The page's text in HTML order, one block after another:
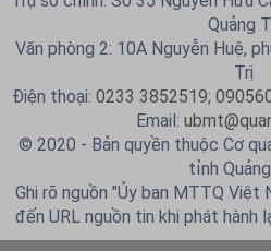
Quảng
Văn phòng 2: 10A Nguyễn Huệ,
Trị
Điện thoại: 0233 3852519;
Email:
© 2020 - Bản quyền thuộc Cơ
tỉnh
Ghi rõ nguồn "Ủy ban MTTQ Việt
đến URL nguồn tin khi phát